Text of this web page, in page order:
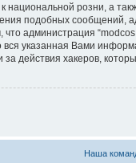
национальной розни, а
подобных
администрация
указанная Вами
действия хакеров,
Наша